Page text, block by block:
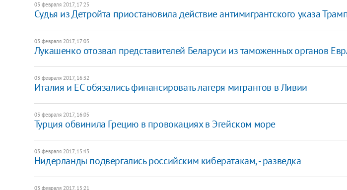
03 февраля 2017, 17:25
Судья из Детройта приостановила действие антимигрантского указа
03 февраля 2017, 17:05
Лукашенко отозвал представителей Беларуси из таможенных органов
03 февраля 2017, 16:32
Италия и ЕС обязались финансировать лагеря мигрантов в Ливии
03 февраля 2017, 16:05
Турция обвинила Грецию в провокациях в Эгейском море
03 февраля 2017, 15:43
Нидерланды подвергались российским кибератакам, - разведка
03 февраля 2017, 15:21